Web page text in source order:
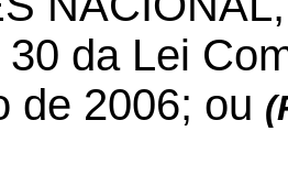
da Lei
de 2006; ou